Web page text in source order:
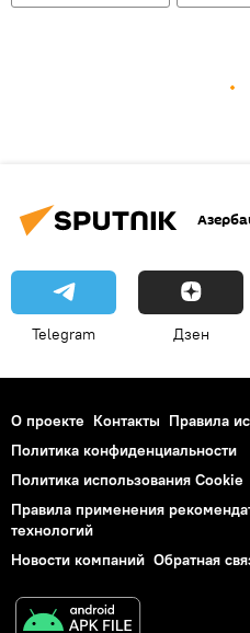
Telegram Дзен
О проекте Контакты Правила
Политика конфиденциальности
Политика использования Cookie
Правила применения
технологий
Новости компаний Обратная